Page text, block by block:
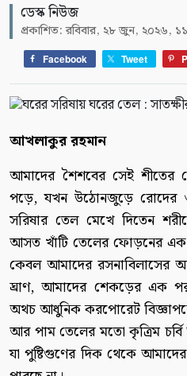
ডেস্ক নিউজ
প্রকাশিত: রবিবার, ২৮ জুন, ২০২৬,
Facebook Tweet
আখলাকুর রহমান
আমাদের শৈশবের সেই
পড়ে, যখন উঠোনজুড়ে রোদের
সরিষার তেল মেখে দিতেন
আসত খাঁটি তেলের ফোড়নের এক
কেবল আমাদের রসনাবিলাসের
ঘ্রাণ, আমাদের শেকড়ের এক
অথচ আধুনিক করপোরেট
আর পাম তেলের মতো কৃত্রিম
যা পুষ্টিগুণের দিক থেকে আমাদের